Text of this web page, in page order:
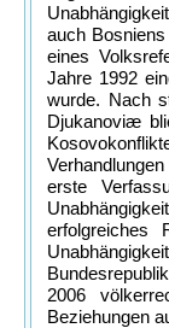
auch
eines
Jahre 1992
wurde. Nach
Djukanoviæ
erste
erfolgreiches
Bundesrepublik
2006
Beziehungen